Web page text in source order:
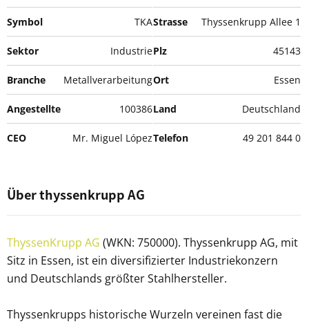
Symbol TKA
Sektor Industrie
Branche Metallverarbeitung
Angestellte 100386
CEO Mr. Miguel López
Strasse Thyssenkrupp Allee 1
Plz 45143
Ort Essen
Land Deutschland
Telefon 49 201 844 0
Über thyssenkrupp AG
ThyssenKrupp AG (WKN: 750000). Thyssenkrupp AG, mit
Sitz in Essen, ist ein diversifizierter Industriekonzern
und Deutschlands größter Stahlhersteller.
Thyssenkrupps historische Wurzeln vereinen fast die